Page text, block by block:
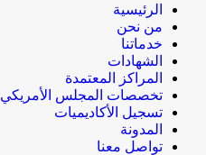
الرئيسية
من نحن
خدماتنا
الشهادات
المراكز المعتمدة
تخصصات المجلس الأمريكي
تسجيل الأكاديميات
المدونة
تواصل معنا